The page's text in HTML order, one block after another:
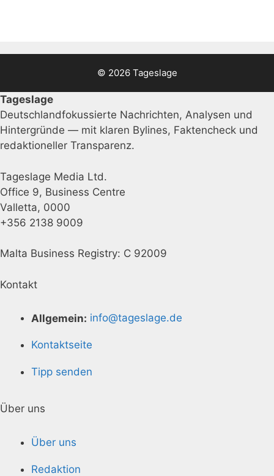
© 2026 Tageslage
Tageslage
Deutschlandfokussierte Nachrichten, Analysen und
Hintergründe — mit klaren Bylines, Faktencheck und
redaktioneller Transparenz.
Tageslage Media Ltd.
Office 9, Business Centre
Valletta, 0000
+356 2138 9009
Malta Business Registry: C 92009
Kontakt
Allgemein: info@tageslage.de
Kontaktseite
Tipp senden
Über uns
Über uns
Redaktion